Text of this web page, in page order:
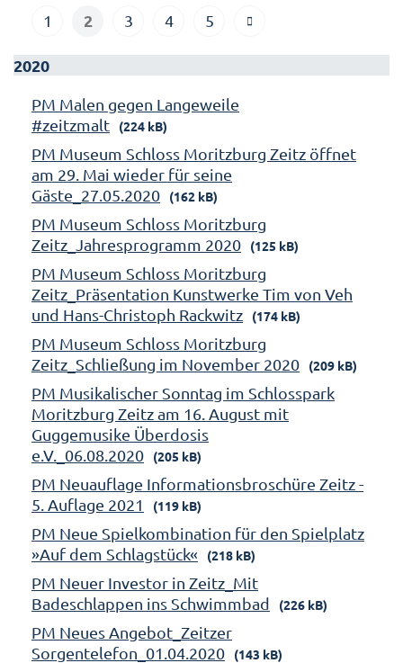
1 2 3 4 5
2020
PM Malen gegen Langeweile
#zeitzmalt
(224 kB)
PM Museum Schloss Moritzburg Zeitz öffnet
am 29. Mai wieder für seine
Gäste_27.05.2020
(162 kB)
PM Museum Schloss Moritzburg
Zeitz_Jahresprogramm 2020
(125 kB)
PM Museum Schloss Moritzburg
Zeitz_Präsentation Kunstwerke Tim von Veh
und Hans-Christoph Rackwitz
(174 kB)
PM Museum Schloss Moritzburg
Zeitz_Schließung im November 2020
(209 kB)
PM Musikalischer Sonntag im Schlosspark
Moritzburg Zeitz am 16. August mit
Guggemusike Überdosis
e.V._06.08.2020
(205 kB)
PM Neuauflage Informationsbroschüre Zeitz -
5. Auflage 2021
(119 kB)
PM Neue Spielkombination für den Spielplatz
»Auf dem Schlagstück«
(218 kB)
PM Neuer Investor in Zeitz_Mit
Badeschlappen ins Schwimmbad
(226 kB)
PM Neues Angebot_Zeitzer
Sorgentelefon_01.04.2020
(143 kB)